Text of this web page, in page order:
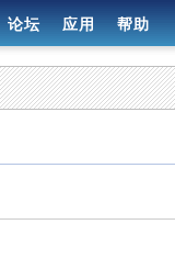
论坛 应用 帮助